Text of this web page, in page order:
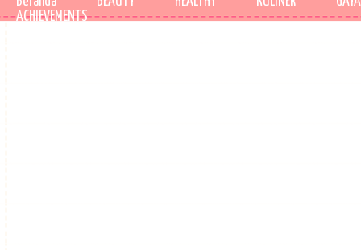
ACHIEVEMENTS